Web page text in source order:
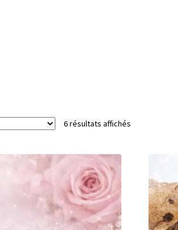
6 résultats affichés